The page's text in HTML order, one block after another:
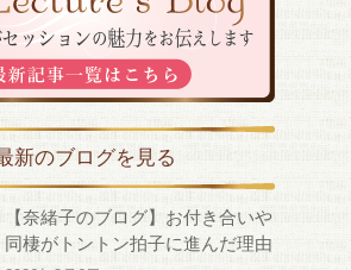
新のブログを見る
【奈緒子のブログ】お付き合いや
同棲がトントン拍子に進んだ理由